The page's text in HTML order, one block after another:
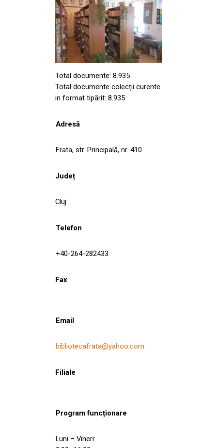
Total documente: 8.935
Total documente colecții curente
in format tipărit: 8.935
Adresă
Frata, str. Principală, nr. 410
Județ
Cluj
Telefon
+40-264-282433
Fax
Email
bibliotecafrata@yahoo.com
Filiale
Program funcționare
Luni – Vineri: